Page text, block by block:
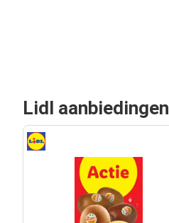
Lidl aanbiedingen